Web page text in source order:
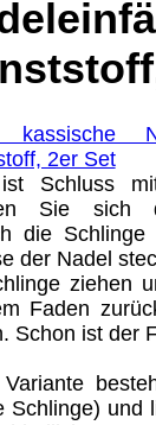
Schluss
Sie sich
die
der Nadel
ziehen
Faden
Schon ist der
Variante
Schlinge) und
6.95 €
20.00
erfolgt
Bei
und